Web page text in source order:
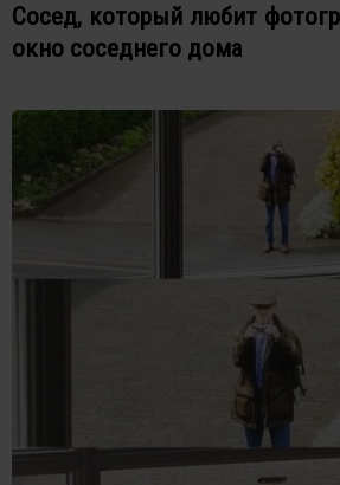
Сосед, который любит
окно соседнего дома